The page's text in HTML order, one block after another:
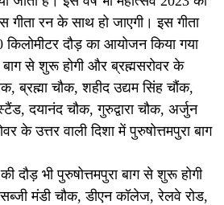
गीता रन के साथ हो जाएगी। इस गीता
दौड़ का आयोजन किया गया
बाग से शुरू होगी और ब्रह्मसरोवर के
ब्रह्मा चौक, शहीद उद्यम सिंह चौंक,
दयानंद चौक, गुरुद्वारा चौक, अर्जुन
के उत्तर वाली दिशा में पुरुषोत्तमपुरा बाग
दौड़ भी पुरुषोत्तमपुरा बाग से शुरू होगी
मंडी चौक, डीएन कॉलेज, रेलवे रोड,